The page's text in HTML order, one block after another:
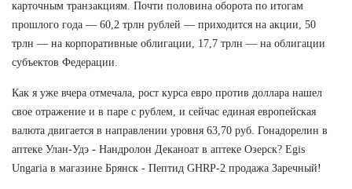
карточным транзакциям. Почти половина оборота по итогам
прошлого года — 60,2 трлн рублей — приходится на акции, 50
трлн — на корпоративные облигации, 17,7 трлн — на облигации
субъектов Федерации.
Как я уже вчера отмечала, рост курса евро против доллара нашел
свое отражение и в паре с рублем, и сейчас единая европейская
валюта двигается в направлении уровня 63,70 руб. Гонадорелин в
аптеке Улан-Удэ - Нандролон Деканоат в аптеке Озерск? Egis
Ungaria в магазине Брянск - Пептид GHRP-2 продажа Заречный!